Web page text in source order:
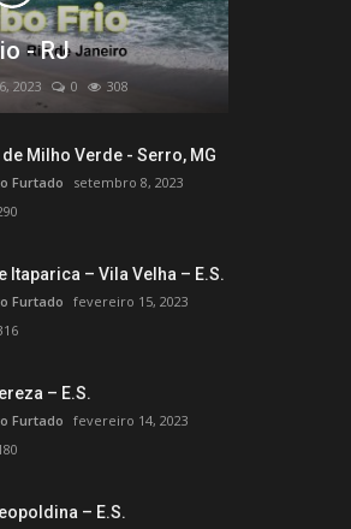
- RJ
2023 0 308
Milho Verde - Serro, MG
Furtado
setembro 8, 2023
Itaparica – Vila Velha – E.S.
Furtado
fevereiro 15, 2023
– E.S.
Furtado
fevereiro 14, 2023
– E.S.